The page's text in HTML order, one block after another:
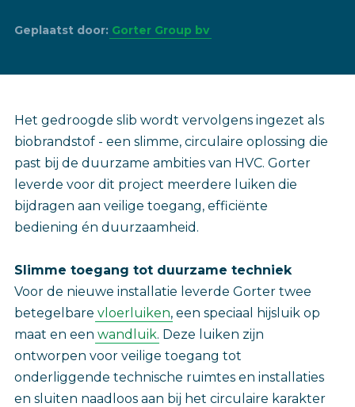
Geplaatst door: Gorter Group bv
Het gedroogde slib wordt vervolgens ingezet als
biobrandstof - een slimme, circulaire oplossing die
past bij de duurzame ambities van HVC. Gorter
leverde voor dit project meerdere luiken die
bijdragen aan veilige toegang, efficiënte
bediening én duurzaamheid.
Slimme toegang tot duurzame techniek
Voor de nieuwe installatie leverde Gorter twee
betegelbare vloerluiken, een speciaal hijsluik op
maat en een wandluik. Deze luiken zijn
ontworpen voor veilige toegang tot
onderliggende technische ruimtes en installaties
en sluiten naadloos aan bij het circulaire karakter